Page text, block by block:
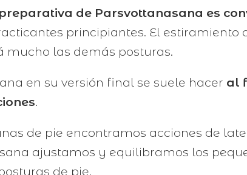
de Parsvottanasana es
principiantes. El
mucho las demás posturas.
en su versión final se suele hacer al
.
de pie encontramos acciones de
ajustamos y equilibramos los
de pie.